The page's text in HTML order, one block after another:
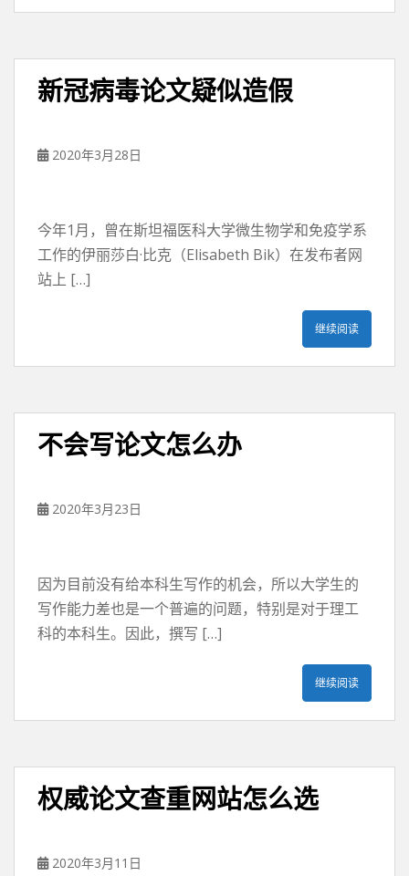
新冠病毒论文疑似造假
2020年3月28日
今年1月，曾在斯坦福医科大学微生物学和免疫学系
工作的伊丽莎白·比克（Elisabeth Bik）在发布者网
站上 […]
继续阅读
不会写论文怎么办
2020年3月23日
因为目前没有给本科生写作的机会，所以大学生的
写作能力差也是一个普遍的问题，特别是对于理工
科的本科生。因此，撰写 […]
继续阅读
权威论文查重网站怎么选
2020年3月11日